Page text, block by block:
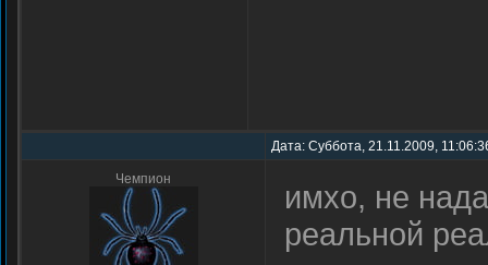
Дата: Суббота, 21.11.2009,
Чемпион
имхо, не
реальной